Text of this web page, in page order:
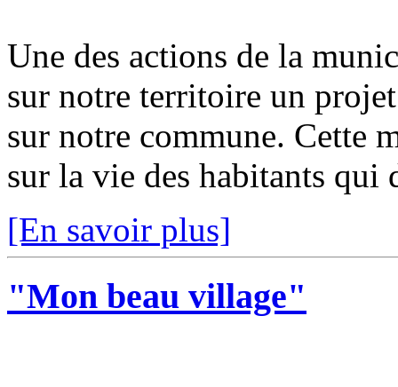
Une des actions de la
sur notre territoire un
sur notre commune. Cette
sur la vie des habitants qui
[En savoir plus]
"Mon beau village"